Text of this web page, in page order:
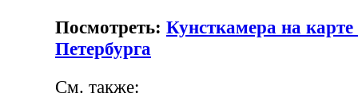
Посмотреть: Кунсткамера на
Петербурга
См. также: